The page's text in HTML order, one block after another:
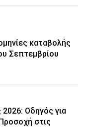
καταβολής
Σεπτεμβρίου
Οδηγός για
στις